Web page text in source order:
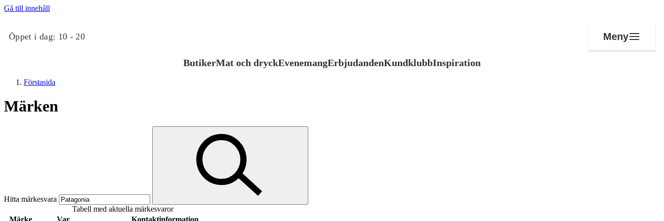
Gå till innehåll
Öppet i dag: 10 - 20 Meny
ButikerMat och dryckEvenemangErbjudandenKundklubbInspiration
Mat och dryck
Förstasida
Märken
Hitta märkesvara
Tabell med aktuella märkesvaror
Märke
Var
Kontaktinformation